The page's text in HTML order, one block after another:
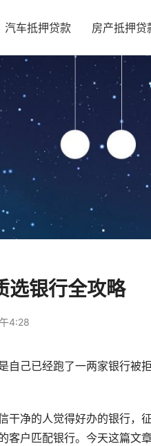
汽车抵押贷款 房产抵押贷
选银行全攻略
4:28
自己已经跑了一两家银行被拒
干净的人觉得好办的银行，
户匹配银行。今天这篇文章